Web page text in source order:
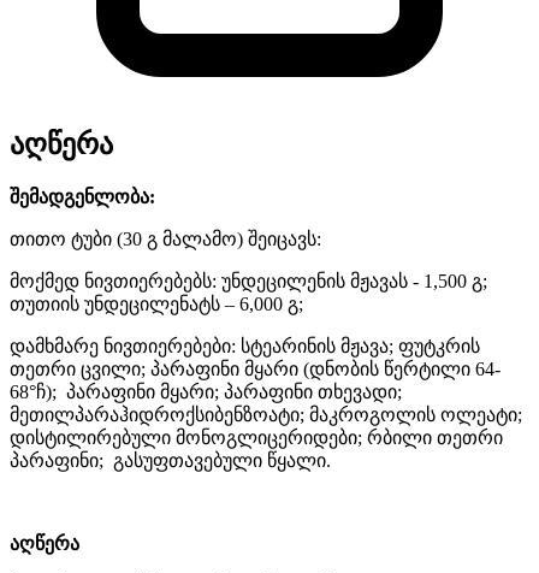
აღწერა
შემადგენლობა:
თითო ტუბი (30 გ მალამო) შეიცავს:
მოქმედ ნივთიერებებს: უნდეცილენის მჟავას - 1,500 გ;
თუთიის უნდეცილენატს – 6,000 გ;
დამხმარე ნივთიერებები: სტეარინის მჟავა; ფუტკრის
თეთრი ცვილი; პარაფინი მყარი (დნობის წერტილი 64-
68°ჩ); პარაფინი მყარი; პარაფინი თხევადი;
მეთილპარაჰიდროქსიბენზოატი; მაკროგოლის ოლეატი;
დისტილირებული მონოგლიცერიდები; რბილი თეთრი
პარაფინი; გასუფთავებული წყალი.
აღწერა